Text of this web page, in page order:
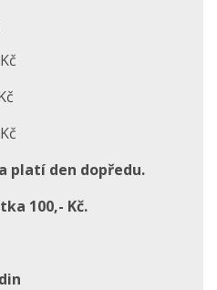
platí den dopředu.
100,- Kč.